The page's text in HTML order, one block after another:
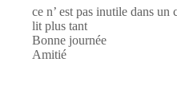
ce n’ est pas inutile dans un
lit plus tant
Bonne journée
Amitié